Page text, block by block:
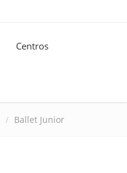
Centros
Ballet Junior